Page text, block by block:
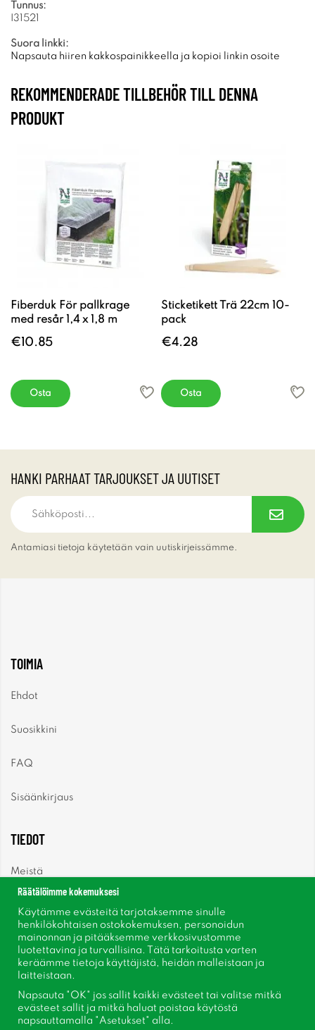
Tunnus:
I31521
Suora linkki:
Napsauta hiiren kakkospainikkeella ja kopioi linkin osoite
REKOMMENDERADE TILLBEHÖR TILL DENNA
PRODUKT
Fiberduk För pallkrage
med resår 1,4 x 1,8 m
€10.85
Osta
Sticketikett Trä 22cm 10-
pack
€4.28
Osta
HANKI PARHAAT TARJOUKSET JA UUTISET
Antamiasi tietoja käytetään vain uutiskirjeissämme.
TOIMIA
Ehdot
Suosikkini
FAQ
Sisäänkirjaus
TIEDOT
Meistä
Uutiset
Uutiskirje
Tietoja evästeistä
Inspiraatiota
Räätälöimme kokemuksesi
Käytämme evästeitä tarjotaksemme sinulle
henkilökohtaisen ostokokemuksen, personoidun
mainonnan ja pitääksemme verkkosivustomme
luotettavina ja turvallisina. Tätä tarkoitusta varten
keräämme tietoja käyttäjistä, heidän malleistaan ​​ja
laitteistaan.
Napsauta "OK" jos sallit kaikki evästeet tai valitse mitkä
evästeet sallit ja mitkä haluat poistaa käytöstä
napsauttamalla "Asetukset" alla.